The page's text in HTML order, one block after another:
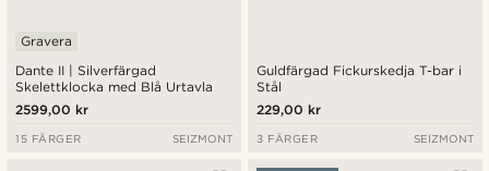
Dante II | Silverfärgad
Skelettklocka med Blå Urtavla
Gravera
2599,00 kr
15 FÄRGER SEIZMONT
Guldfärgad Fickurskedja T-bar i
Stål
229,00 kr
3 FÄRGER SEIZMONT